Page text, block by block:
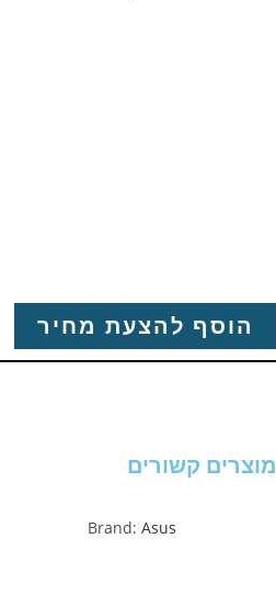
הוסף להצעת מחיר
מוצרים קשורים
Brand: Asus